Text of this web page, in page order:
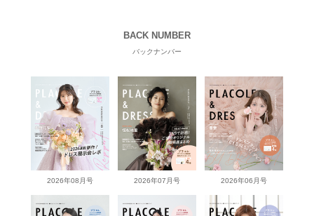
BACK NUMBER
バックナンバー
2026年08月号 2026年07月号 2026年06月号